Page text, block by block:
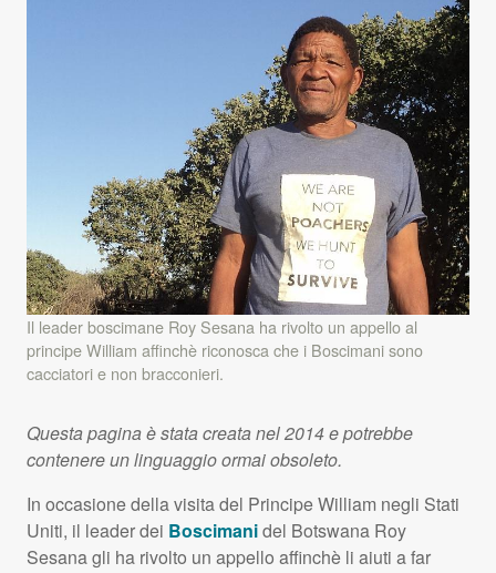
Il leader boscimane Roy Sesana ha rivolto un appello al
principe William affinchè riconosca che i Boscimani sono
cacciatori e non bracconieri.
Questa pagina è stata creata nel 2014 e potrebbe
contenere un linguaggio ormai obsoleto.
In occasione della visita del Principe William negli Stati
Uniti, il leader dei Boscimanidel Botswana Roy
Sesana gli ha rivolto un appello affinchè li aiuti a far